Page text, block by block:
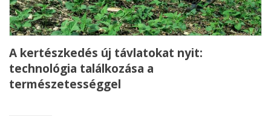
A kertészkedés új távlatokat nyit:
technológia találkozása a
természetességgel